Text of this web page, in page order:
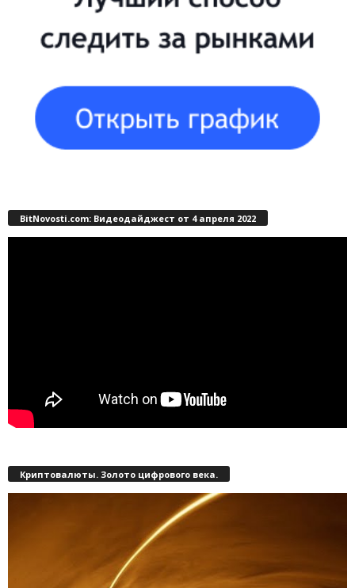
BitNovosti.com: Видеодайджест от 4 апреля 2022
Криптовалюты. Золото цифрового века.